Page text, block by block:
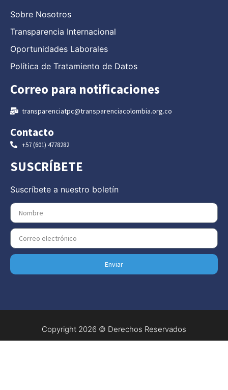
Sobre Nosotros
Transparencia Internacional
Oportunidades Laborales
Política de Tratamiento de Datos
Correo para notificaciones
transparenciatpc@transparenciacolombia.org.co
Contacto
+57 (601) 4778282
SUSCRÍBETE
Suscríbete a nuestro boletín
Enviar
Copyright 2026 © Derechos Reservados